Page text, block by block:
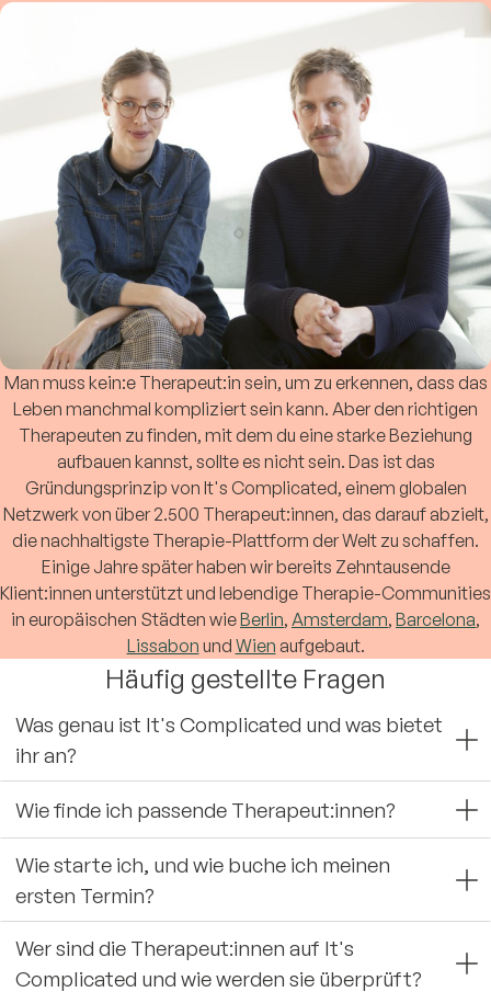
Man muss kein:e Therapeut:in sein, um zu erkennen, dass das
Leben manchmal kompliziert sein kann. Aber den richtigen
Therapeuten zu finden, mit dem du eine starke Beziehung
aufbauen kannst, sollte es nicht sein. Das ist das
Gründungsprinzip von It's Complicated, einem globalen
Netzwerk von über 2.500 Therapeut:innen, das darauf abzielt,
die nachhaltigste Therapie-Plattform der Welt zu schaffen.
Einige Jahre später haben wir bereits Zehntausende
Klient:innen unterstützt und lebendige Therapie-Communities
in europäischen Städten wieBerlin, Amsterdam, Barcelona,
Lissabon und Wien aufgebaut.
Häufig gestellte Fragen
Was genau ist It's Complicated und was bietet
ihr an?
Wie finde ich passende Therapeut:innen?
Wie starte ich, und wie buche ich meinen
ersten Termin?
Wer sind die Therapeut:innen auf It's
Complicated und wie werden sie überprüft?